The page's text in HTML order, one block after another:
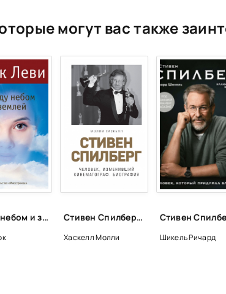
могут вас также
Между небом и землей - Марк Леви Стивен Спилберг. Человек, изменивший кинематограф. Биография - Молли Хаскелл
Хаскелл Молли Шикель Ричард